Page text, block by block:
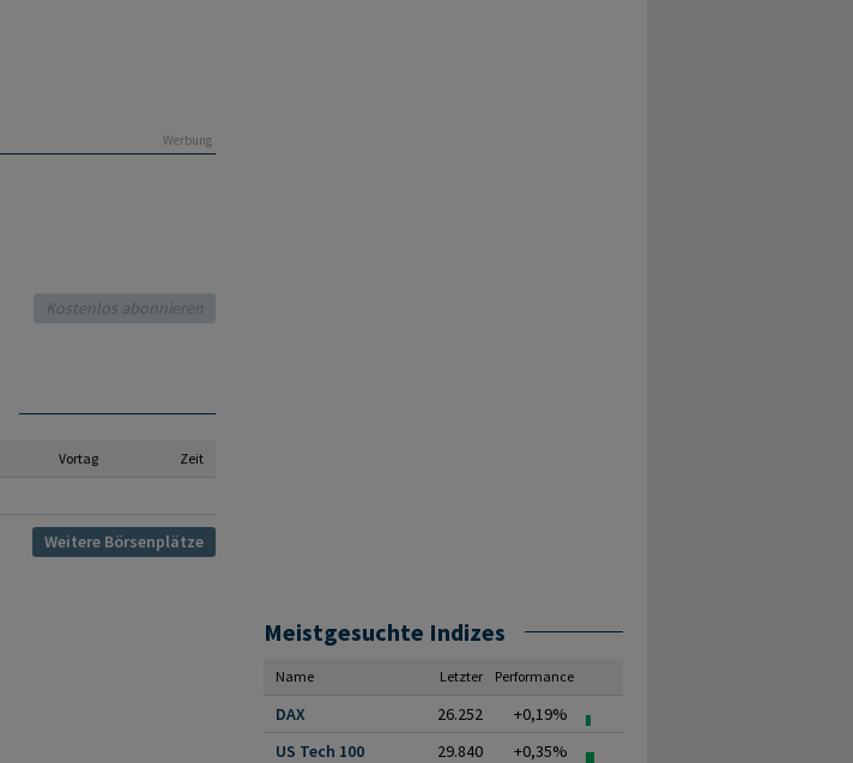
Werbung
Vortag Zeit
Weitere Börsenplätze
Meistgesuchte Indizes
Name Letzter Performance
DAX 26.252
+0,19%
US Tech 100
29.840
+0,35%